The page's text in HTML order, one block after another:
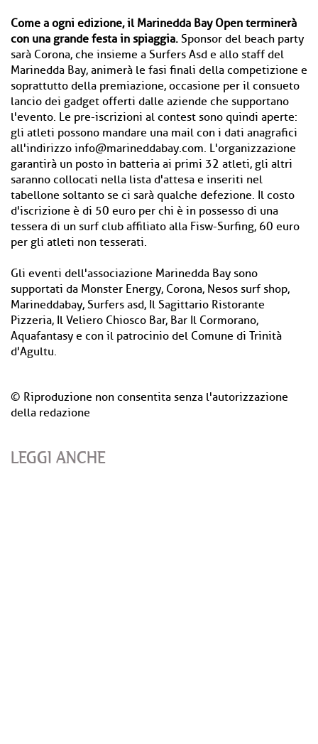
Come a ogni edizione, il Marinedda Bay Open terminerà
con una grande festa in spiaggia. Sponsor del beach party
sarà Corona, che insieme a Surfers Asd e allo staff del
Marinedda Bay, animerà le fasi finali della competizione e
soprattutto della premiazione, occasione per il consueto
lancio dei gadget offerti dalle aziende che supportano
l'evento. Le pre-iscrizioni al contest sono quindi aperte:
gli atleti possono mandare una mail con i dati anagrafici
all'indirizzo info@marineddabay.com. L'organizzazione
garantirà un posto in batteria ai primi 32 atleti, gli altri
saranno collocati nella lista d'attesa e inseriti nel
tabellone soltanto se ci sarà qualche defezione. Il costo
d'iscrizione è di 50 euro per chi è in possesso di una
tessera di un surf club affiliato alla Fisw-Surfing, 60 euro
per gli atleti non tesserati.
Gli eventi dell'associazione Marinedda Bay sono
supportati da Monster Energy, Corona, Nesos surf shop,
Marineddabay, Surfers asd, Il Sagittario Ristorante
Pizzeria, Il Veliero Chiosco Bar, Bar Il Cormorano,
Aquafantasy e con il patrocinio del Comune di Trinità
d'Agultu.
© Riproduzione non consentita senza l'autorizzazione
della redazione
LEGGI ANCHE